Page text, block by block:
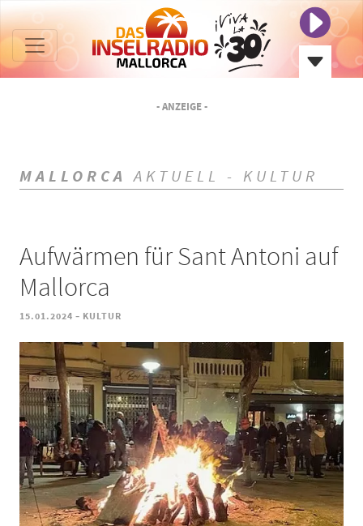
- ANZEIGE -
MALLORCA AKTUELL - KULTUR
Aufwärmen für Sant Antoni auf
Mallorca
15.01.2024 - KULTUR